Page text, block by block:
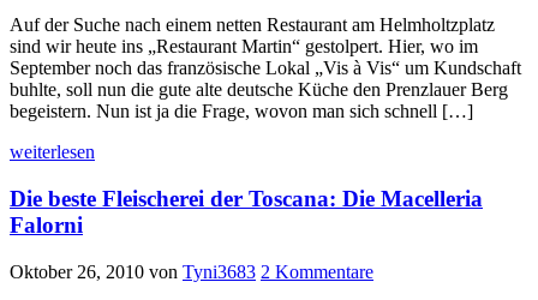
Auf der Suche nach einem netten Restaurant am Helmholtzplatz
sind wir heute ins „Restaurant Martin“ gestolpert. Hier, wo im
September noch das französische Lokal „Vis à Vis“ um Kundschaft
buhlte, soll nun die gute alte deutsche Küche den Prenzlauer Berg
begeistern. Nun ist ja die Frage, wovon man sich schnell […]
weiterlesen
Die beste Fleischerei der Toscana: Die Macelleria
Falorni
Oktober 26, 2010 von Tyni3683 2 Kommentare